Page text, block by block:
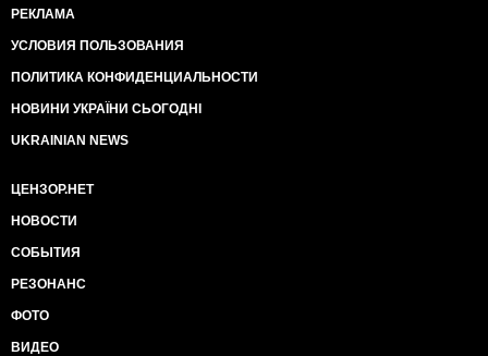
РЕКЛАМА
УСЛОВИЯ ПОЛЬЗОВАНИЯ
ПОЛИТИКА КОНФИДЕНЦИАЛЬНОСТИ
НОВИНИ УКРАЇНИ СЬОГОДНІ
UKRAINIAN NEWS
ЦЕНЗОР.НЕТ
НОВОСТИ
СОБЫТИЯ
РЕЗОНАНС
ФОТО
ВИДЕО